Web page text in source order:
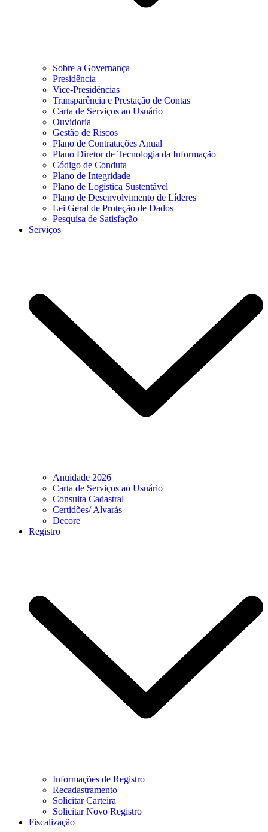
Sobre a Governança
Presidência
Vice-Presidências
Transparência e Prestação de Contas
Carta de Serviços ao Usuário
Ouvidoria
Gestão de Riscos
Plano de Contratações Anual
Plano Diretor de Tecnologia da Informação
Código de Conduta
Plano de Integridade
Plano de Logística Sustentável
Plano de Desenvolvimento de Líderes
Lei Geral de Proteção de Dados
Pesquisa de Satisfação
Serviços
Anuidade 2026
Carta de Serviços ao Usuário
Consulta Cadastral
Certidões/ Alvarás
Decore
Registro
Informações de Registro
Recadastramento
Solicitar Carteira
Solicitar Novo Registro
Fiscalização